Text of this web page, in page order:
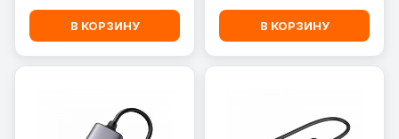
В КОРЗИНУ В КОРЗИНУ